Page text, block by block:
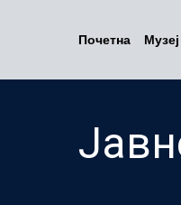
Почетна Музеј